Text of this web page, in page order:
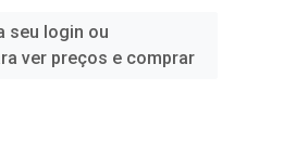
seu login ou
ver preços e comprar